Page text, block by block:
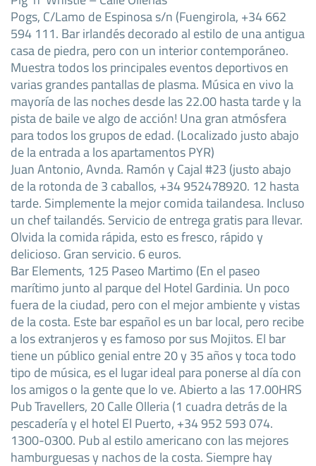
Pogs, C/Lamo de Espinosa s/n (Fuengirola, +34 662
594 111. Bar irlandés decorado al estilo de una antigua
casa de piedra, pero con un interior contemporáneo.
Muestra todos los principales eventos deportivos en
varias grandes pantallas de plasma. Música en vivo la
mayoría de las noches desde las 22.00 hasta tarde y la
pista de baile ve algo de acción! Una gran atmósfera
para todos los grupos de edad. (Localizado justo abajo
de la entrada a los apartamentos PYR)
Juan Antonio, Avnda. Ramón y Cajal #23 (justo abajo
de la rotonda de 3 caballos, +34 952478920. 12 hasta
tarde. Simplemente la mejor comida tailandesa. Incluso
un chef tailandés. Servicio de entrega gratis para llevar.
Olvida la comida rápida, esto es fresco, rápido y
delicioso. Gran servicio. 6 euros.
Bar Elements, 125 Paseo Martimo (En el paseo
marítimo junto al parque del Hotel Gardinia. Un poco
fuera de la ciudad, pero con el mejor ambiente y vistas
de la costa. Este bar español es un bar local, pero recibe
a los extranjeros y es famoso por sus Mojitos. El bar
tiene un público genial entre 20 y 35 años y toca todo
tipo de música, es el lugar ideal para ponerse al día con
los amigos o la gente que lo ve. Abierto a las 17.00HRS
Pub Travellers, 20 Calle Olleria (1 cuadra detrás de la
pescadería y el hotel El Puerto, +34 952 593 074.
1300-0300. Pub al estilo americano con las mejores
hamburguesas y nachos de la costa. Siempre hay